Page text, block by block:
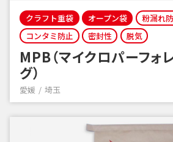
クラフト重袋 オープン袋 粉漏れ
コンタミ防止
密封性 脱気
MPB（マイクロパーフォ
グ）
愛媛 埼玉